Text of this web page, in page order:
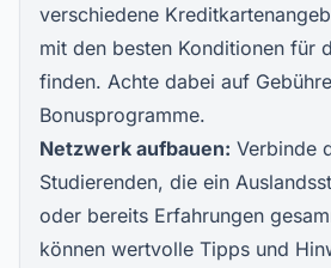
verschiedene
mit den besten Konditionen für
finden. Achte dabei auf
Bonusprogramme.
Netzwerk aufbauen: Verbinde
Studierenden, die ein
oder bereits Erfahrungen
können wertvolle Tipps und